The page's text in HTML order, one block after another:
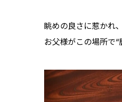
眺めの良さに惹かれ
お父様がこの場所で